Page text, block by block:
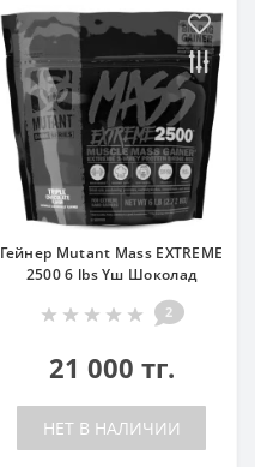
Гейнер Mutant Mass EXTREME
2500 6 lbs Үш Шоколад
2
21 000 тг.
НЕТ В НАЛИЧИИ